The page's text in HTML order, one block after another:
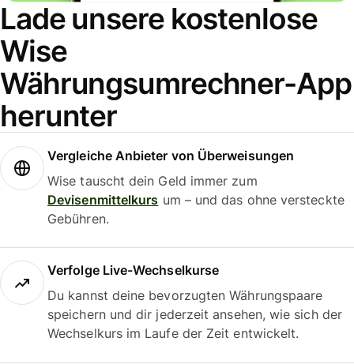
Lade unsere kostenlose
Wise
Währungsumrechner-App
herunter
Vergleiche Anbieter von Überweisungen
Wise tauscht dein Geld immer zum
Devisenmittelkurs um – und das ohne versteckte
Gebühren.
Verfolge Live-Wechselkurse
Du kannst deine bevorzugten Währungspaare
speichern und dir jederzeit ansehen, wie sich der
Wechselkurs im Laufe der Zeit entwickelt.